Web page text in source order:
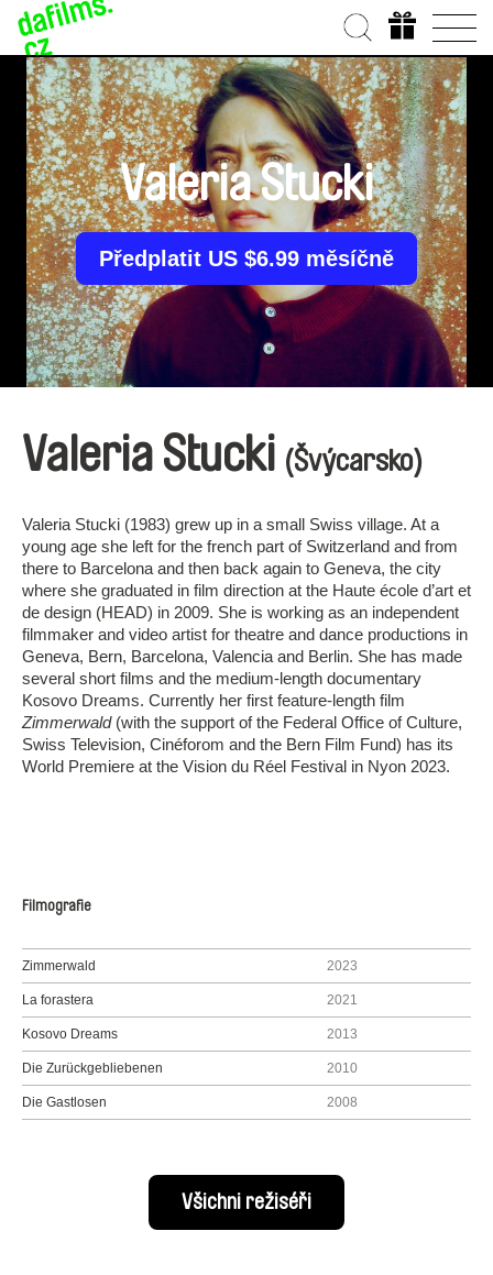
Valeria Stucki
Předplatit US $6.99 měsíčně
Valeria Stucki (Švýcarsko)
Valeria Stucki (1983) grew up in a small Swiss village. At a
young age she left for the french part of Switzerland and from
there to Barcelona and then back again to Geneva, the city
where she graduated in film direction at the Haute école d’art et
de design (HEAD) in 2009. She is working as an independent
filmmaker and video artist for theatre and dance productions in
Geneva, Bern, Barcelona, Valencia and Berlin. She has made
several short films and the medium-length documentary
Kosovo Dreams. Currently her first feature-length film
Zimmerwald(with the support of the Federal Office of Culture,
Swiss Television, Cinéforom and the Bern Film Fund) has its
World Premiere at the Vision du Réel Festival in Nyon 2023.
Filmografie
Zimmerwald 2023
La forastera 2021
Kosovo Dreams 2013
Die Zurückgebliebenen 2010
Die Gastlosen 2008
Všichni režiséři